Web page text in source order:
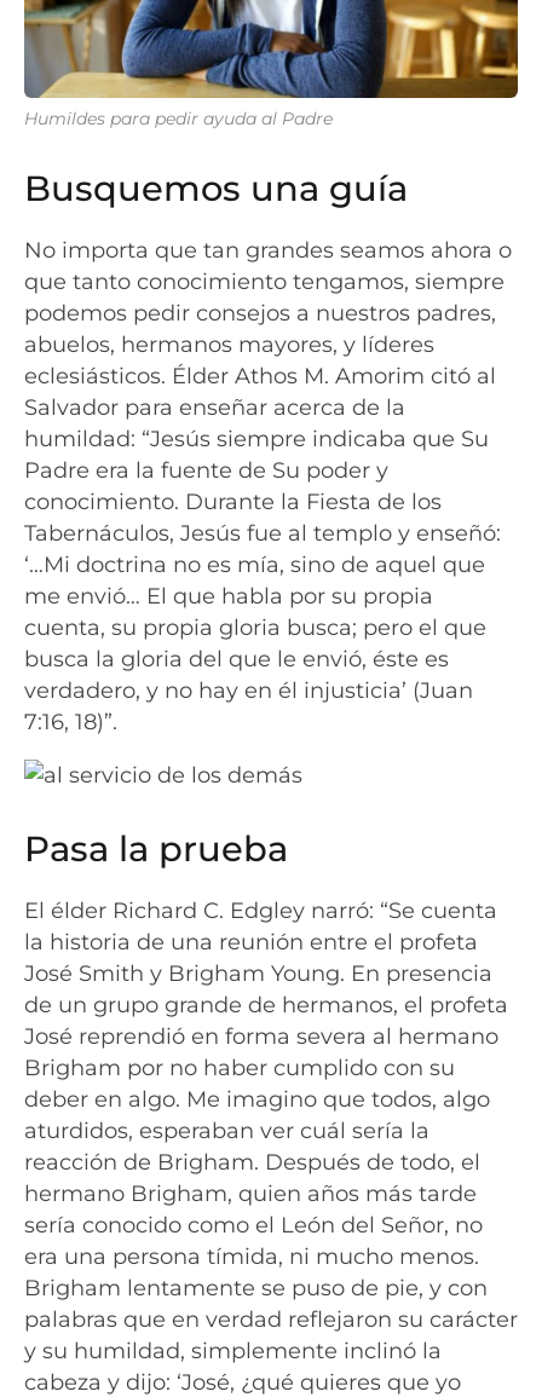
Humildes para pedir ayuda al Padre
Busquemos una guía
No importa que tan grandes seamos ahora o
que tanto conocimiento tengamos, siempre
podemos pedir consejos a nuestros padres,
abuelos, hermanos mayores, y líderes
eclesiásticos. Élder Athos M. Amorim citó al
Salvador para enseñar acerca de la
humildad: “Jesús siempre indicaba que Su
Padre era la fuente de Su poder y
conocimiento. Durante la Fiesta de los
Tabernáculos, Jesús fue al templo y enseñó:
‘…Mi doctrina no es mía, sino de aquel que
me envió… El que habla por su propia
cuenta, su propia gloria busca; pero el que
busca la gloria del que le envió, éste es
verdadero, y no hay en él injusticia’ (Juan
7:16, 18)”.
Pasa la prueba
El élder Richard C. Edgley narró: “Se cuenta
la historia de una reunión entre el profeta
José Smith y Brigham Young. En presencia
de un grupo grande de hermanos, el profeta
José reprendió en forma severa al hermano
Brigham por no haber cumplido con su
deber en algo. Me imagino que todos, algo
aturdidos, esperaban ver cuál sería la
reacción de Brigham. Después de todo, el
hermano Brigham, quien años más tarde
sería conocido como el León del Señor, no
era una persona tímida, ni mucho menos.
Brigham lentamente se puso de pie, y con
palabras que en verdad reflejaron su carácter
y su humildad, simplemente inclinó la
cabeza y dijo: ‘José, ¿qué quieres que yo